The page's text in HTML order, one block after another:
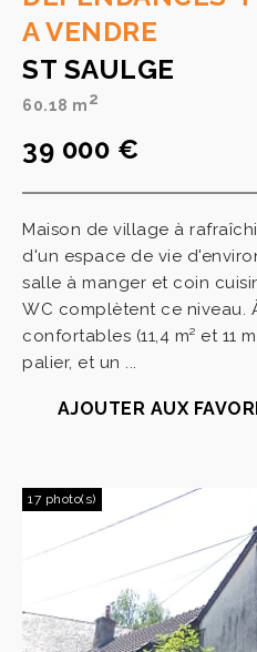
A VENDRE
ST SAULGE
60.18 m2
39 000 €
Maison de village à
d'un espace de vie
salle à manger et coin
WC complètent ce niveau.
confortables (11,4 m² et 11
palier, et un ...
AJOUTER AUX
17 photo(s)